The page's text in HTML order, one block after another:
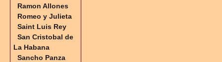
Ramon Allones
Romeo y Julieta
Saint Luis Rey
San Cristobal de
La Habana
Sancho Panza